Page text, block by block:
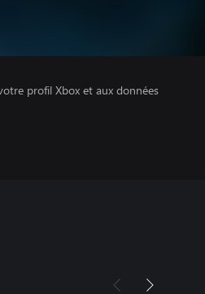
profil Xbox et aux données